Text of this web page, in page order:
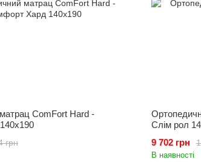
ComFort Hard -
грн
Слім рол
9 702 грн
В наявності